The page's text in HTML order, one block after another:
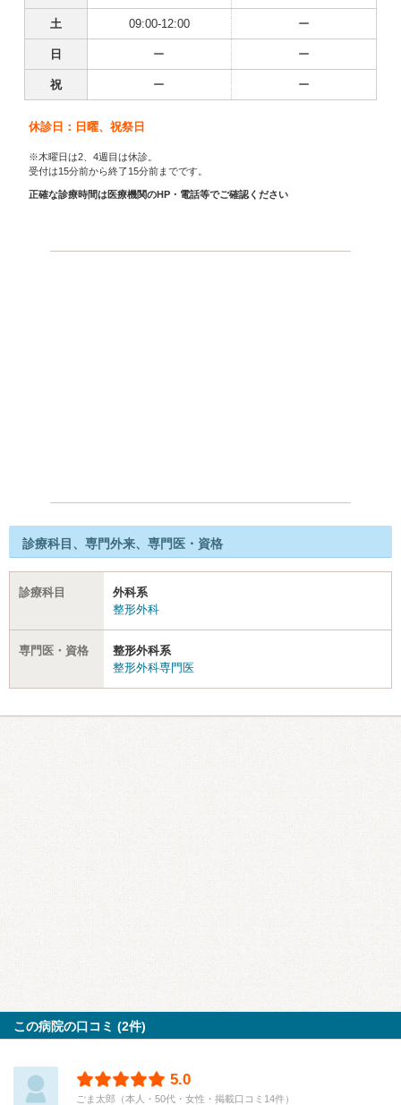
土 09:00-12:00 ー
日 ー ー
祝 ー ー
休診日：日曜、祝祭日
※木曜日は2、4週目は休診。
受付は15分前から終了15分前までです。
正確な診療時間は医療機関のHP・電話等でご確認ください
診療科目、専門外来、専門医・資格
診療科目
外科系
整形外科
専門医・資格
整形外科系
整形外科専門医
この病院の口コミ (2件)
5.0
ごま太郎（本人・50代・女性・掲載口コミ14件）